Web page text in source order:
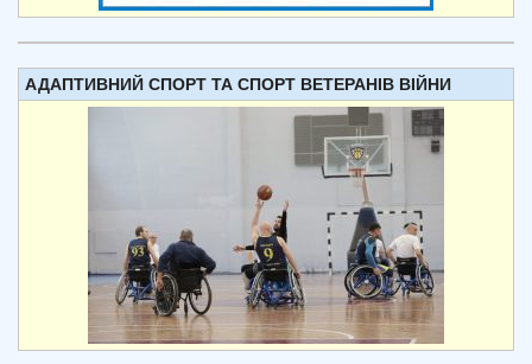
АДАПТИВНИЙ СПОРТ ТА СПОРТ ВЕТЕРАНІВ ВІЙНИ